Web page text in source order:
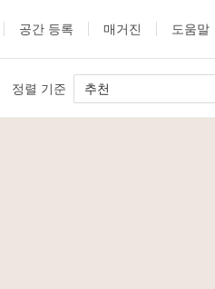
공간 등록 매거진 도움말
정렬 기준 추천